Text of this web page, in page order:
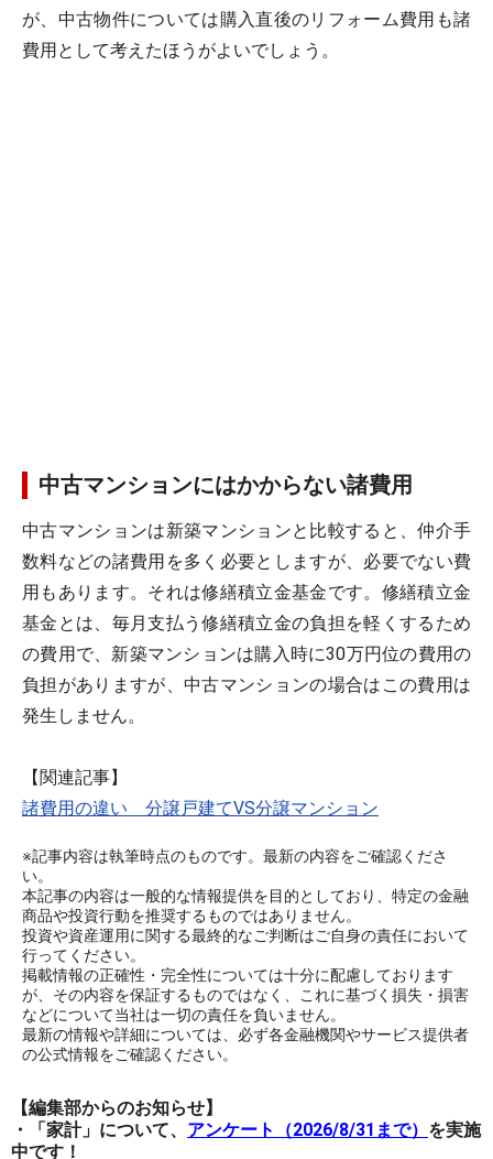
が、中古物件については購入直後のリフォーム費用も諸
費用として考えたほうがよいでしょう。
中古マンションにはかからない諸費用
中古マンションは新築マンションと比較すると、仲介手
数料などの諸費用を多く必要としますが、必要でない費
用もあります。それは修繕積立金基金です。修繕積立金
基金とは、毎月支払う修繕積立金の負担を軽くするため
の費用で、新築マンションは購入時に30万円位の費用の
負担がありますが、中古マンションの場合はこの費用は
発生しません。
【関連記事】
諸費用の違い 分譲戸建てVS分譲マンション
※記事内容は執筆時点のものです。最新の内容をご確認くださ
い。
本記事の内容は一般的な情報提供を目的としており、特定の金融
商品や投資行動を推奨するものではありません。
投資や資産運用に関する最終的なご判断はご自身の責任において
行ってください。
掲載情報の正確性・完全性については十分に配慮しております
が、その内容を保証するものではなく、これに基づく損失・損害
などについて当社は一切の責任を負いません。
最新の情報や詳細については、必ず各金融機関やサービス提供者
の公式情報をご確認ください。
【編集部からのお知らせ】
・「家計」について、 アンケート（2026/8/31まで） を実施
中です！